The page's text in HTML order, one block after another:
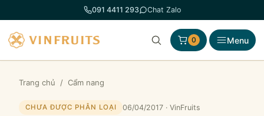
đến
phần
nội
dung
091 4411 293 Chat Zalo
0 Menu
Trang chủ / Cẩm nang
CHƯA ĐƯỢC PHÂN LOẠI 06/04/2017 · VinFruits